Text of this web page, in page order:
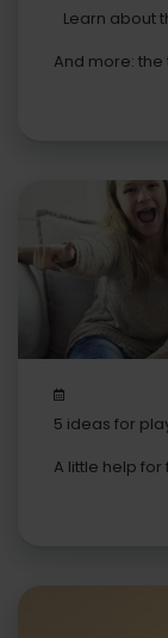
Learn about
And more: the
5 ideas for
A little help